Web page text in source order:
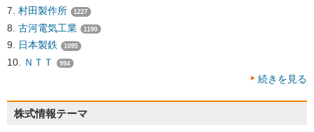
村田製作所 1227
古河電気工業 1190
日本製鉄 1095
ＮＴＴ 994
続きを見る
株式情報テーマ